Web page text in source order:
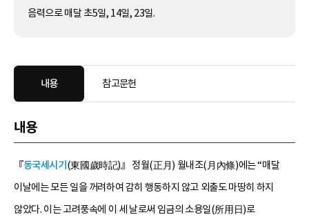
음력으로 매달 초5일, 14일, 23일.
내용 참고문헌
내용
『동국세시기 (東國歲時記)』 정월(正月) 월내조(月內條)에는 “매달
이날에는 모든 일을 꺼려하여 감히 행동하지 않고 외출도 마땅히 하지
않았다. 이는 고려풍속에 이 세 날로써 임금의 소용일(所用日)로